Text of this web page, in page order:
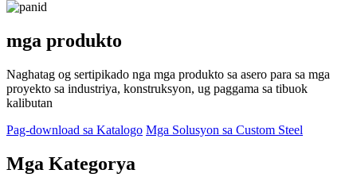
mga produkto
Naghatag og sertipikado nga mga produkto sa asero para sa mga
proyekto sa industriya, konstruksyon, ug paggama sa tibuok
kalibutan
Pag-download sa Katalogo Mga Solusyon sa Custom Steel
Mga Kategorya